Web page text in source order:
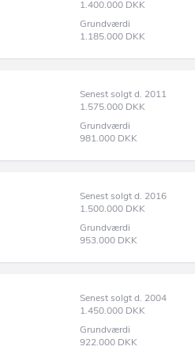
1.400.000 DKK
Grundværdi
1.185.000 DKK
Senest solgt d. 2011
1.575.000 DKK
Grundværdi
981.000 DKK
Senest solgt d. 2016
1.500.000 DKK
Grundværdi
953.000 DKK
Senest solgt d. 2004
1.450.000 DKK
Grundværdi
922.000 DKK